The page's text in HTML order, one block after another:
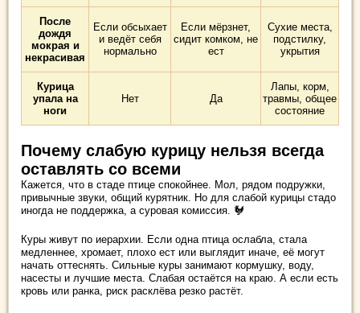
После
дождя
мокрая и
некрасивая
Если обсыхает
и ведёт себя
нормально
Если мёрзнет,
сидит комком, не
ест
Сухие места,
подстилку,
укрытия
Курица
упала на
ноги
Нет Да
Лапы, корм,
травмы, общее
состояние
Почему слабую курицу нельзя всегда
оставлять со всеми
Кажется, что в стаде птице спокойнее. Мол, рядом подружки,
привычные звуки, общий курятник. Но для слабой курицы стадо
иногда не поддержка, а суровая комиссия. 🐓
Куры живут по иерархии. Если одна птица ослабла, стала
медленнее, хромает, плохо ест или выглядит иначе, её могут
начать оттеснять. Сильные куры занимают кормушку, воду,
насесты и лучшие места. Слабая остаётся на краю. А если есть
кровь или ранка, риск расклёва резко растёт.